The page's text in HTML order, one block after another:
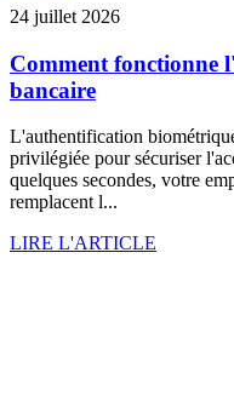
24 juillet 2026
Comment fonctionne
bancaire
L'authentification
privilégiée pour sécuriser
quelques secondes, votre
remplacent l...
LIRE L'ARTICLE